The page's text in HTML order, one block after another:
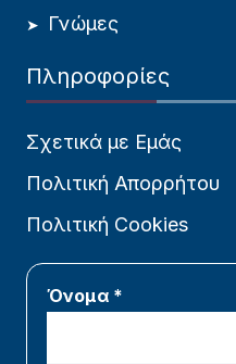
Γνώμες
Πληροφορίες
Σχετικά με Εμάς
Πολιτική Απορρήτου
Πολιτική Cookies
Όνομα *